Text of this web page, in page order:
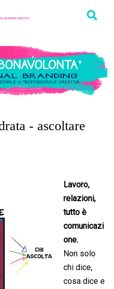
- ascoltare
Lavoro,
relazioni,
tutto è
comunicazi
one.
Non solo
chi dice,
cosa dice e